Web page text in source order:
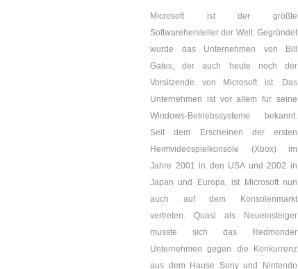
Microsoft ist der größte
Softwarehersteller der Welt. Gegründet
wurde das Unternehmen von Bill
Gates, der auch heute noch der
Vorsitzende von Microsoft ist. Das
Unternehmen ist vor allem für seine
Windows-Betriebssysteme bekannt.
Seit dem Erscheinen der ersten
Heimvideospielkonsole (Xbox) im
Jahre 2001 in den USA und 2002 in
Japan und Europa, ist Microsoft nun
auch auf dem Konsolenmarkt
vertreten. Quasi als Neueinsteiger
musste sich das Redmonder
Unternehmen gegen die Konkurrenz
aus dem Hause Sony und Nintendo